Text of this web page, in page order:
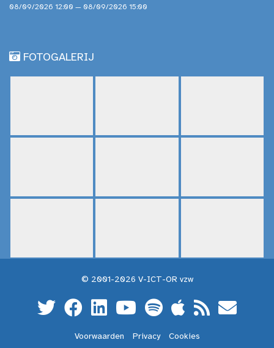
08/09/2026 12:00 — 08/09/2026 15:00
FOTOGALERIJ
© 2001-2026 V-ICT-OR vzw
Voorwaarden Privacy Cookies